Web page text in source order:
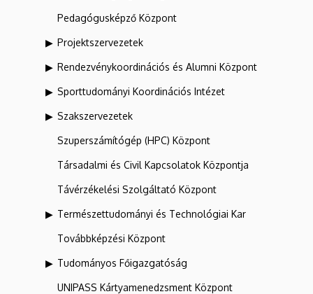
Pedagógusképző Központ
Projektszervezetek
Rendezvénykoordinációs és Alumni Központ
Sporttudományi Koordinációs Intézet
Szakszervezetek
Szuperszámítógép (HPC) Központ
Társadalmi és Civil Kapcsolatok Központja
Távérzékelési Szolgáltató Központ
Természettudományi és Technológiai Kar
Továbbképzési Központ
Tudományos Főigazgatóság
UNIPASS Kártyamenedzsment Központ